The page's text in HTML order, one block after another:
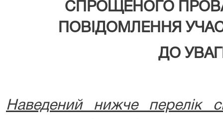
СПРОЩЕНОГО
ПОВІДОМЛЕННЯ
ДО
Наведений нижче перелік